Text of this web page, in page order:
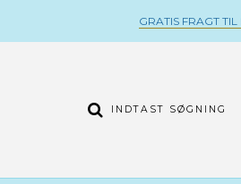
GRATIS FRAGT